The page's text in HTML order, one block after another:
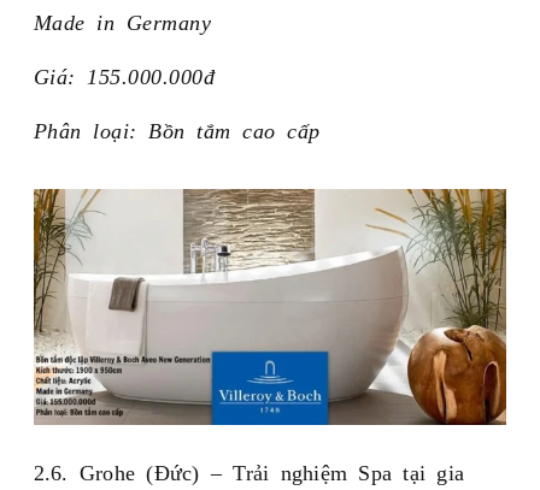
Made in Germany
Giá: 155.000.000đ
Phân loại: Bồn tắm cao cấp
2.6. Grohe (Đức) – Trải nghiệm Spa tại gia